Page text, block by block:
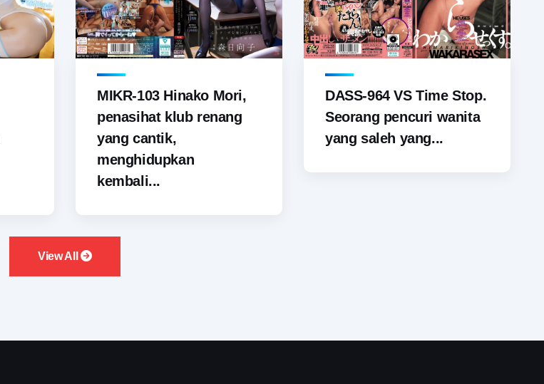
MIKR-103 Hinako Mori,
penasihat klub renang
yang cantik,
menghidupkan
kembali...
DASS-964 VS Time Stop.
Seorang pencuri wanita
yang saleh yang...
View All